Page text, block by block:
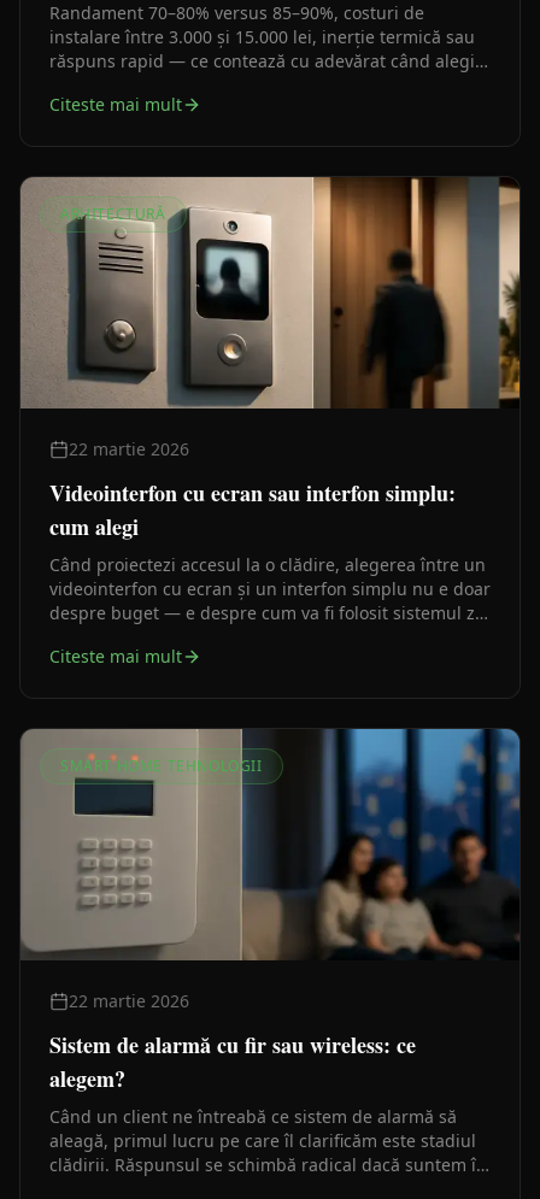
Randament 70–80% versus 85–90%, costuri de
instalare între 3.000 și 15.000 lei, inerție termică sau
răspuns rapid — ce contează cu adevărat când alegi
Citeste mai mult
ARHITECTURĂ
22 martie 2026
Videointerfon cu ecran sau interfon simplu:
cum alegi
Când proiectezi accesul la o clădire, alegerea între un
videointerfon cu ecran și un interfon simplu nu e doar
despre buget — e despre cum va fi folosit sistemul zi
Citeste mai mult
SMART HOME TEHNOLOGII
22 martie 2026
Sistem de alarmă cu fir sau wireless: ce
alegem?
Când un client ne întreabă ce sistem de alarmă să
aleagă, primul lucru pe care îl clarificăm este stadiul
clădirii. Răspunsul se schimbă radical dacă suntem în